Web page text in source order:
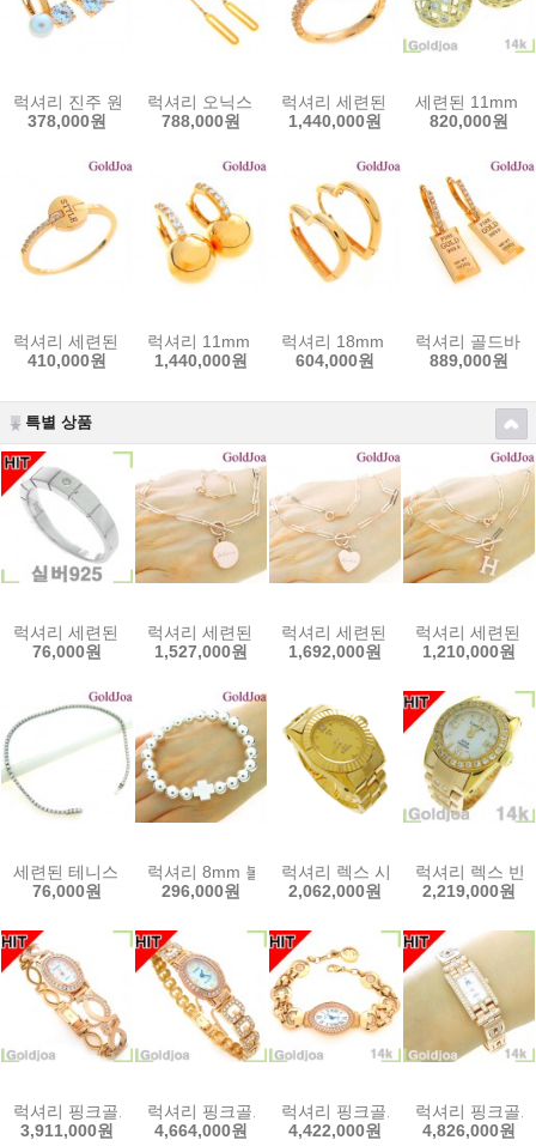
럭셔리 진주 원터치 큐빅 14k귀걸이 (mk-dt2463e ) 골드조아 할인쿠폰
378,000원
럭셔리 오닉스 롱 원터치 14k귀걸이 (mk-dt2297e)
788,000원
럭셔리 세련된 2캐럿 큐빅 14k반
1,440,000원
세련된 11mm
820,000원
럭셔리 세련된 원형 큐빅 14k반지 (lov-12919r) 골드조아 할인쿠폰
410,000원
럭셔리 11mm 볼 원터치 큐빅 14k귀걸이 (mk-
1,440,000원
럭셔리 18mm 하트 원터치 14k
604,000원
럭셔리 골드바
889,000원
특별 상품
럭셔리 세련된 고급 큐빅 실버반지 (20987r) 순은 925 은반지 골드조아
76,000원
럭셔리 세련된 원판 일체형 14k목걸이 (y-b48-10c)
1,527,000원
럭셔리 세련된 하트 일체형 14k
1,692,000원
럭셔리 세련된
1,210,000원
세련된 테니스 큐빅 실버팔찌 (50889b) 순은 925 은팔찌 골드조아 할
76,000원
럭셔리 8mm 볼 십자가 실버팔찌 (51461b) 선물용
296,000원
럭셔리 렉스 시계반지 14k반지시
2,062,000원
럭셔리 렉스 반
2,219,000원
럭셔리 핑크골드 금팔찌 여성용 타원 14k금장시계(gt-t978b) 14k금팔
3,911,000원
럭셔리 핑크골드 금팔찌 여성용 타원 14k금장시계
4,664,000원
럭셔리 핑크골드 금팔찌 여성용
4,422,000원
럭셔리 핑크골
4,826,000원